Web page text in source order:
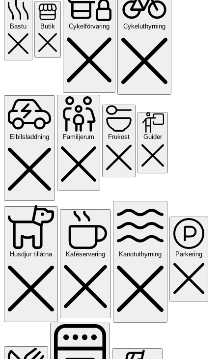
Bastu Butik Cykelförvaring Cykeluthyrning
Elbilsladdning Familjerum Frukost Guider
Husdjur tillåtna Kaféservering Kanotuthyrning Parkering